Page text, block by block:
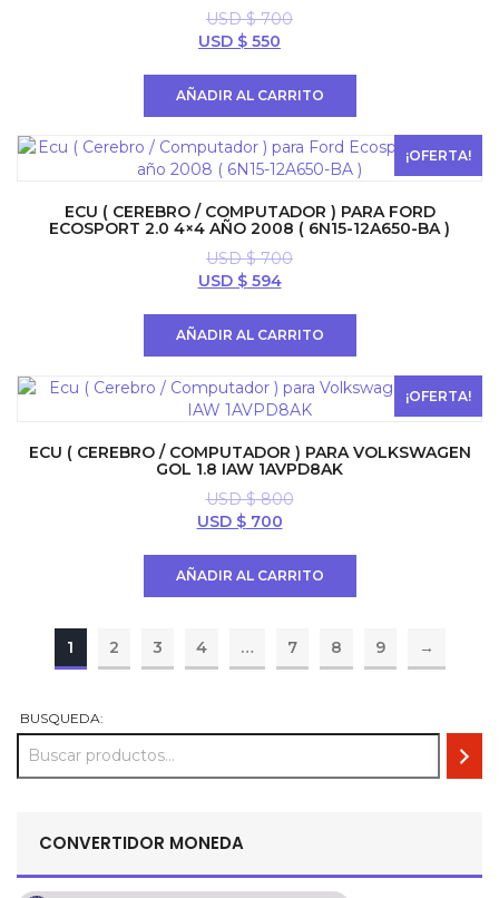
USD $700
El
era:
$ 700.
USD $ 550
es:
$ 550.
AÑADIR AL CARRITO
¡OFERTA!
ECU ( CEREBRO / COMPUTADOR ) PARA FORD
ECOSPORT 2.0 4×4 AÑO 2008 ( 6N15-12A650-BA )
USD $700
El
era:
$ 700.
USD $594El
es:
$ 594.
AÑADIR AL CARRITO
¡OFERTA!
ECU ( CEREBRO / COMPUTADOR ) PARA VOLKSWAGEN
GOL 1.8 IAW 1AVPD8AK
USD $800
El
era:
USD $700El
es:
AÑADIR AL CARRITO
1 2 3 4 … 7 8 9 →
BUSQUEDA:
CONVERTIDOR MONEDA